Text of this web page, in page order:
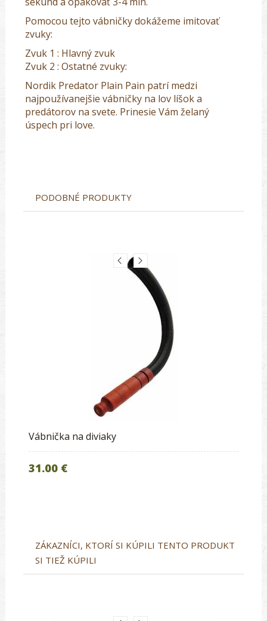
Pomocou tejto vábničky dokážeme imitovať
zvuky:
Zvuk 1 : Hlavný zvuk
Zvuk 2 : Ostatné zvuky:
Nordik Predator Plain Pain patrí medzi
najpoužívanejšie vábničky na lov líšok a
predátorov na svete. Prinesie Vám želaný
úspech pri love.
PODOBNÉ PRODUKTY
Vábnička na diviaky
31.00 €
ZÁKAZNÍCI, KTORÍ SI KÚPILI TENTO PRODUKT
SI TIEŽ KÚPILI